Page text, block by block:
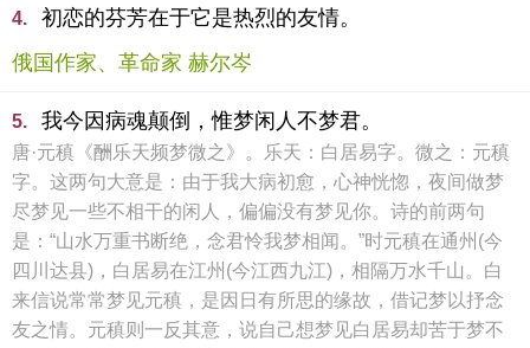
4.
初恋的芬芳在于它是热烈的友情。
俄国作家、革命家 赫尔岑
5. 我今因病魂颠倒，惟梦闲人不梦君。
唐·元稹《酬乐天频梦微之》。乐天：白居易字。微之：元稹
字。这两句大意是：由于我大病初愈，心神恍惚，夜间做梦
尽梦见一些不相干的闲人，偏偏没有梦见你。诗的前两句
是：“山水万重书断绝，念君怜我梦相闻。”时元稹在通州(今
四川达县)，白居易在江州(今江西九江)，相隔万水千山。白
来信说常常梦见元稹，是因日有所思的缘故，借记梦以抒念
友之情。元稹则一反其意，说自己想梦见白居易却苦于梦不